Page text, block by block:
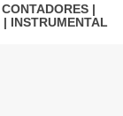
CONTADORES|
| INSTRUMENTAL